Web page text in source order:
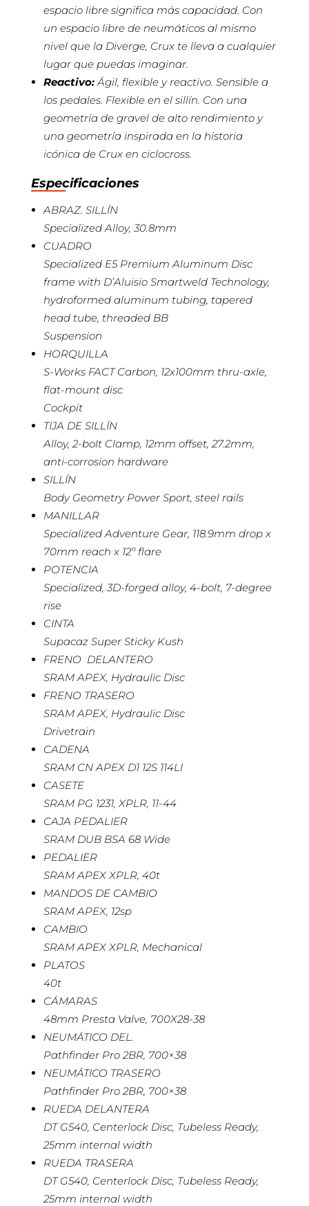
espacio libre significa más capacidad. Con
un espacio libre de neumáticos al mismo
nivel que la Diverge, Crux te lleva a cualquier
lugar que puedas imaginar.
Reactivo:Ágil, flexible y reactivo. Sensible a
los pedales. Flexible en el sillín. Con una
geometría de gravel de alto rendimiento y
una geometría inspirada en la historia
icónica de Crux en ciclocross.
Especificaciones
ABRAZ. SILLÍN
Specialized Alloy, 30.8mm
CUADRO
Specialized E5 Premium Aluminum Disc
frame with D’Aluisio Smartweld Technology,
hydroformed aluminum tubing, tapered
head tube, threaded BB
Suspension
HORQUILLA
S-Works FACT Carbon, 12x100mm thru-axle,
flat-mount disc
Cockpit
TIJA DE SILLÍN
Alloy, 2-bolt Clamp, 12mm offset, 27.2mm,
anti-corrosion hardware
SILLÍN
Body Geometry Power Sport, steel rails
MANILLAR
Specialized Adventure Gear, 118.9mm drop x
70mm reach x 12º flare
POTENCIA
Specialized, 3D-forged alloy, 4-bolt, 7-degree
rise
CINTA
Supacaz Super Sticky Kush
FRENO DELANTERO
SRAM APEX, Hydraulic Disc
FRENO TRASERO
SRAM APEX, Hydraulic Disc
Drivetrain
CADENA
SRAM CN APEX D1 12S 114LI
CASETE
SRAM PG 1231, XPLR, 11-44
CAJA PEDALIER
SRAM DUB BSA 68 Wide
PEDALIER
SRAM APEX XPLR, 40t
MANDOS DE CAMBIO
SRAM APEX, 12sp
CAMBIO
SRAM APEX XPLR, Mechanical
PLATOS
40t
CÁMARAS
48mm Presta Valve, 700X28-38
NEUMÁTICO DEL.
Pathfinder Pro 2BR, 700×38
NEUMÁTICO TRASERO
Pathfinder Pro 2BR, 700×38
RUEDA DELANTERA
DT G540, Centerlock Disc, Tubeless Ready,
25mm internal width
RUEDA TRASERA
DT G540, Centerlock Disc, Tubeless Ready,
25mm internal width